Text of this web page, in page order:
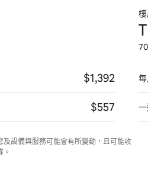
$1,392
$557
設備與服務可能會有所變動，且可能收